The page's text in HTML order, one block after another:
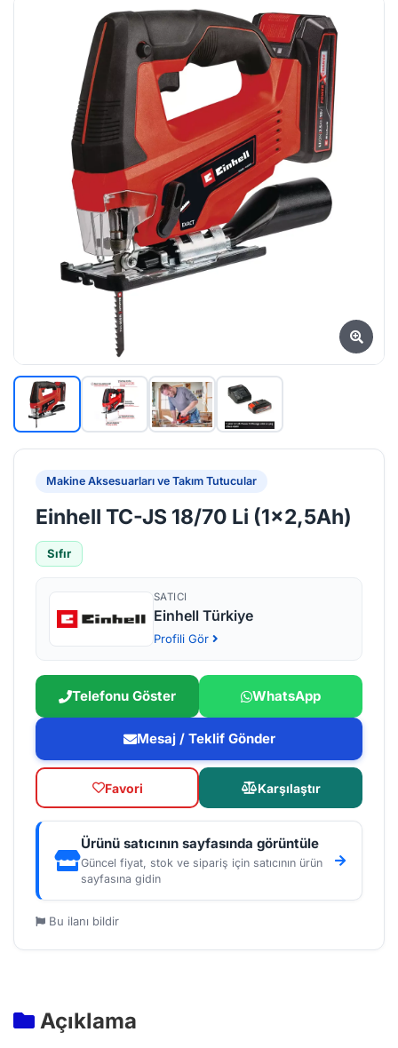
Makine Aksesuarları ve Takım Tutucular
Einhell TC-JS 18/70 Li (1x2,5Ah)
Sıfır
SATICI
Einhell Türkiye
Profili Gör
Telefonu Göster WhatsApp
Mesaj / Teklif Gönder
Favori Karşılaştır
Ürünü satıcının sayfasında görüntüle
Güncel fiyat, stok ve sipariş için satıcının ürün
sayfasına gidin
Bu ilanı bildir
Açıklama